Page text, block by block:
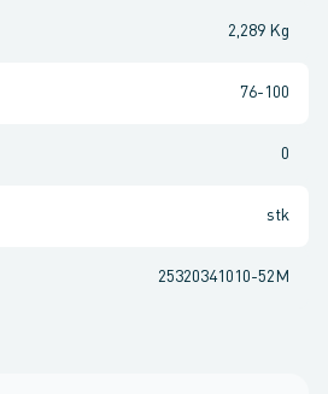
2,289 Kg
76-100
0
stk
25320341010-52M